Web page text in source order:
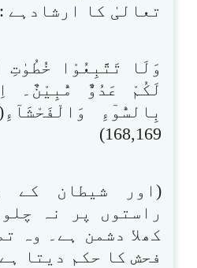
تعالیٰ کا ارشادہے :
وَلَا تَتَّبِعُوْا خُطُوٰتِ
لَكُمْ عَدُوٌّ مُّبِيْنٌ۔
بِالسُّوٓءِ
168,169)
(اور شیطان کے
راستوں پر نہ
کھلا دشمن ہے۔ وہ
فحش کا حکم دیتا